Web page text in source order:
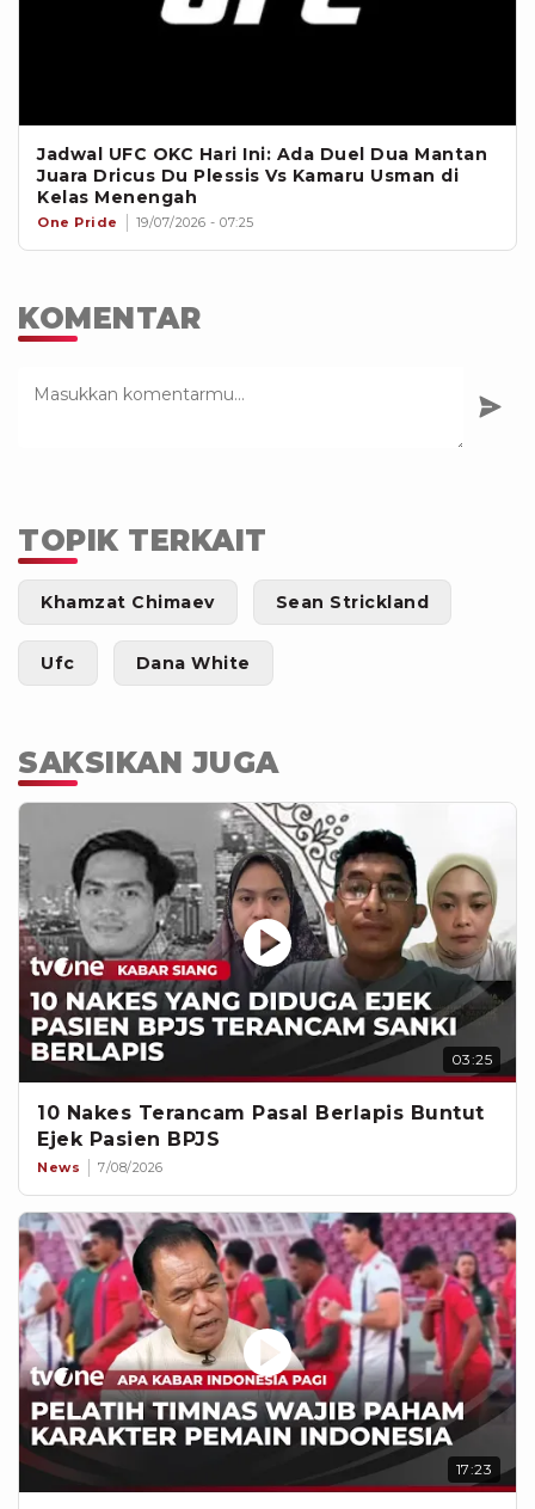
Jadwal UFC OKC Hari Ini: Ada Duel Dua Mantan
Juara Dricus Du Plessis Vs Kamaru Usman di
Kelas Menengah
One Pride 19/07/2026 - 07:25
KOMENTAR
TOPIK TERKAIT
Khamzat Chimaev Sean Strickland
Ufc Dana White
SAKSIKAN JUGA
03:25
10 Nakes Terancam Pasal Berlapis Buntut
Ejek Pasien BPJS
News 7/08/2026
17:23